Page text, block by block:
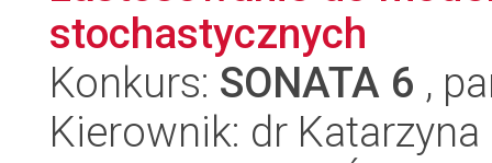
stochastycznych
Konkurs: SONATA 6 ,
Kierownik: dr